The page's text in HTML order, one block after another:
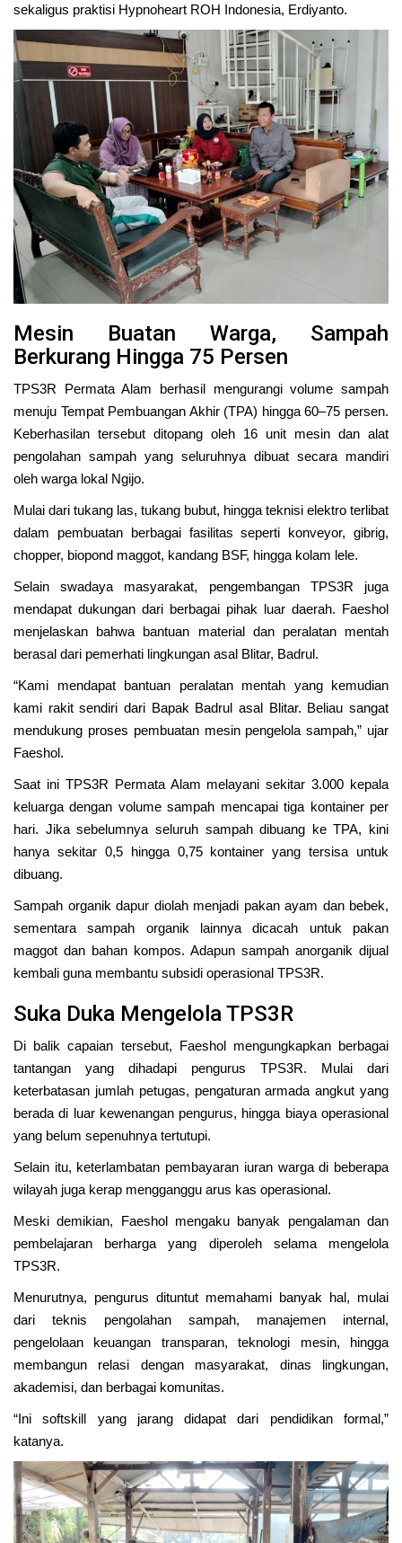
Layanan Publik
Perempuan/Anak
sekaligus praktisi Hypnoheart ROH Indonesia, Erdiyanto.
Mesin Buatan Warga, Sampah
Berkurang Hingga 75 Persen
TPS3R Permata Alam berhasil mengurangi volume sampah
menuju Tempat Pembuangan Akhir (TPA) hingga 60–75 persen.
Keberhasilan tersebut ditopang oleh 16 unit mesin dan alat
pengolahan sampah yang seluruhnya dibuat secara mandiri
oleh warga lokal Ngijo.
Mulai dari tukang las, tukang bubut, hingga teknisi elektro terlibat
dalam pembuatan berbagai fasilitas seperti konveyor, gibrig,
chopper, biopond maggot, kandang BSF, hingga kolam lele.
Selain swadaya masyarakat, pengembangan TPS3R juga
mendapat dukungan dari berbagai pihak luar daerah. Faeshol
menjelaskan bahwa bantuan material dan peralatan mentah
berasal dari pemerhati lingkungan asal Blitar, Badrul.
“Kami mendapat bantuan peralatan mentah yang kemudian
kami rakit sendiri dari Bapak Badrul asal Blitar. Beliau sangat
mendukung proses pembuatan mesin pengelola sampah,” ujar
Faeshol.
Saat ini TPS3R Permata Alam melayani sekitar 3.000 kepala
keluarga dengan volume sampah mencapai tiga kontainer per
hari. Jika sebelumnya seluruh sampah dibuang ke TPA, kini
hanya sekitar 0,5 hingga 0,75 kontainer yang tersisa untuk
dibuang.
Sampah organik dapur diolah menjadi pakan ayam dan bebek,
sementara sampah organik lainnya dicacah untuk pakan
maggot dan bahan kompos. Adapun sampah anorganik dijual
kembali guna membantu subsidi operasional TPS3R.
Suka Duka Mengelola TPS3R
Di balik capaian tersebut, Faeshol mengungkapkan berbagai
tantangan yang dihadapi pengurus TPS3R. Mulai dari
keterbatasan jumlah petugas, pengaturan armada angkut yang
berada di luar kewenangan pengurus, hingga biaya operasional
yang belum sepenuhnya tertutupi.
Selain itu, keterlambatan pembayaran iuran warga di beberapa
wilayah juga kerap mengganggu arus kas operasional.
Meski demikian, Faeshol mengaku banyak pengalaman dan
pembelajaran berharga yang diperoleh selama mengelola
TPS3R.
Menurutnya, pengurus dituntut memahami banyak hal, mulai
dari teknis pengolahan sampah, manajemen internal,
pengelolaan keuangan transparan, teknologi mesin, hingga
membangun relasi dengan masyarakat, dinas lingkungan,
akademisi, dan berbagai komunitas.
“Ini softskill yang jarang didapat dari pendidikan formal,”
katanya.